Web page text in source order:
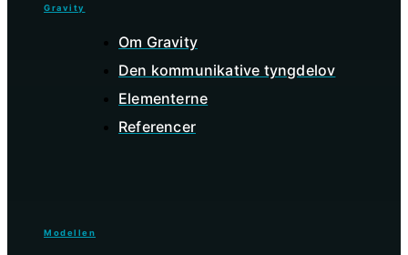
Gravity
Om Gravity
Den kommunikative tyngdelov
Elementerne
Referencer
Modellen